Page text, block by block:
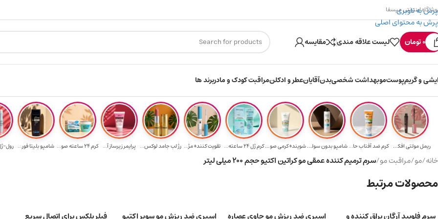
پرش به ناوبری
پرش به محتوای اصلی
هدیه برای خرید های بالای ارسال رایگان برای خرید ۳.۵ میلیون به یالا ۳۰۰ میسکوین (۳۰ هزار تومن) هدیه خرید اول
اینترنتی میسفا
0تومان لیست علاقه مندی مقایسه
و گریمپوستموبهداشت شخصیبدنآقایانعطر و ادکلنمراقبت کودک و مادربرند ها
ریمل مولتی افکت... کرم ضد آفتاب حا... شامپو بدون سولف... شوینده کرمی صور...کرم ژل ۲۴ ساعته... تقویت‌ کننده مژ... رژ لب جامد لوکس... پرایمر زیرساز آ... کرم 24 ساعته صو... شامپو بلیتا فور... رول-
خانه/مو/مراقبت مو/سرم ترمیم کننده عمقی مو کراتین اکتیو حجم 200 میلی لیتر
محصولات مرتبط
سرم فلویید آرگان براق کننده و اسپری ضد ریزش مو حاوی عصاره اسپری ضد ریزش مو سوپر اکتیو فیلر پلکس برای اتصال سریع